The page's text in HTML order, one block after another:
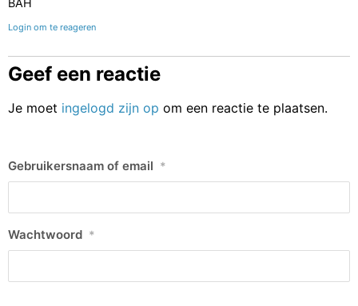
BAH
Login om te reageren
Geef een reactie
Je moet ingelogd zijn op om een reactie te plaatsen.
Gebruikersnaam of email *
Wachtwoord *